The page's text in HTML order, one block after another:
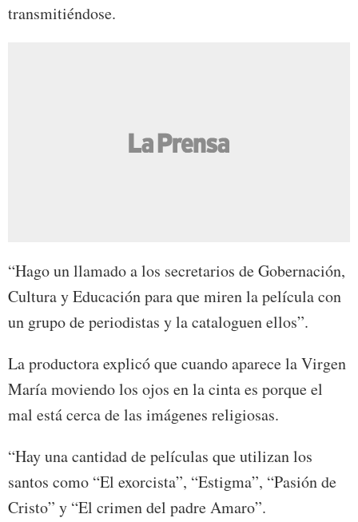
transmitiéndose.
“Hago un llamado a los secretarios de Gobernación,
Cultura y Educación para que miren la película con
un grupo de periodistas y la cataloguen ellos”.
La productora explicó que cuando aparece la Virgen
María moviendo los ojos en la cinta es porque el
mal está cerca de las imágenes religiosas.
“Hay una cantidad de películas que utilizan los
santos como “El exorcista”, “Estigma”, “Pasión de
Cristo” y “El crimen del padre Amaro”.